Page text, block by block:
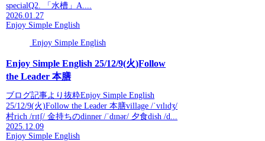
specialQ2. 「水槽」A....
2026.01.27
Enjoy Simple English
Enjoy Simple English
Enjoy Simple English 25/12/9(火)Follow
the Leader 本膳
ブログ記事より抜粋Enjoy Simple English
25/12/9(火)Follow the Leader 本膳village /ˈvɪlɪdʒ/
村rich /rɪtʃ/ 金持ちのdinner /ˈdɪnər/ 夕食dish /d...
2025.12.09
Enjoy Simple English